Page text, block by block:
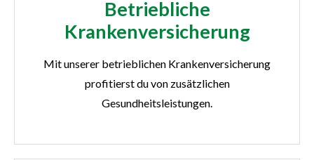
Betriebliche
Krankenversicherung
Mit unserer betrieblichen Krankenversicherung
profitierst du von zusätzlichen
Gesundheitsleistungen.